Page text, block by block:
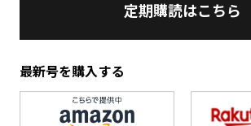
定期購読はこちら
最新号を購入する